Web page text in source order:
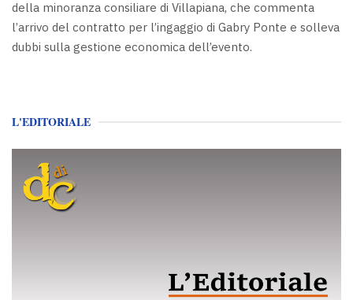
della minoranza consiliare di Villapiana, che commenta
l’arrivo del contratto per l’ingaggio di Gabry Ponte e solleva
dubbi sulla gestione economica dell’evento.
L'EDITORIALE